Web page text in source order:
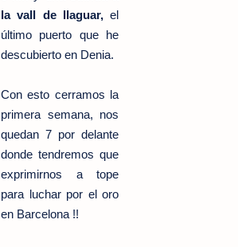
la vall de llaguar,el
último puerto que he
descubierto en Denia.
Con esto cerramos la
primera semana, nos
quedan 7 por delante
donde tendremos que
exprimirnos a tope
para luchar por el oro
en Barcelona !!